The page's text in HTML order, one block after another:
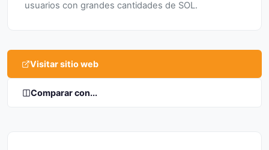
usuarios con grandes cantidades de SOL.
Visitar sitio web
Comparar con...